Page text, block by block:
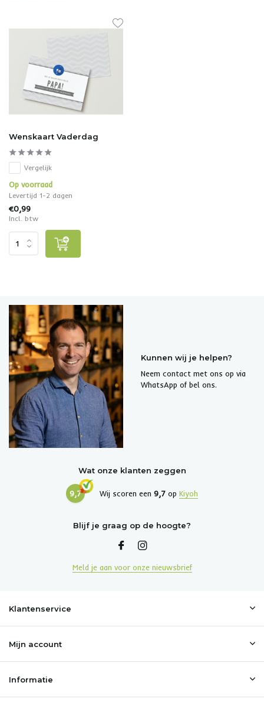
Wenskaart Vaderdag
Vergelijk
Op voorraad
Levertijd 1-2 dagen
€0,99
Incl. btw
Kunnen wij je helpen?
Neem contact met ons op via
WhatsApp of bel ons.
Wat onze klanten zeggen
9,7 Wij scoren een 9,7 op Kiyoh
Blijf je graag op de hoogte?
Meld je aan voor onze nieuwsbrief
Klantenservice
Mijn account
Informatie